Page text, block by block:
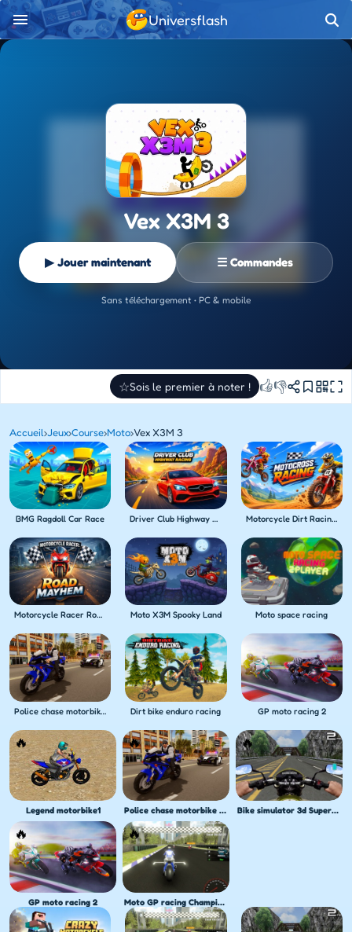
Universflash
Vex X3M 3
▶ Jouer maintenant ☰ Commandes
Sans téléchargement • PC & mobile
☆Sois le premier à noter ! 👍👎
Accueil›Jeux›Course›Moto›Vex X3M 3
BMG Ragdoll Car Race Driver Club Highway Racing Motorcycle Dirt Racing Multiplayer
Motorcycle Racer Road Mayhem Moto X3M Spooky Land Moto space racing
Police chase motorbike driver Dirt bike enduro racing GP moto racing 2
Legend motorbike1 Police chase motorbike driver Bike simulator 3d Supermoto 2
GP moto racing 2 Moto GP racing Championship